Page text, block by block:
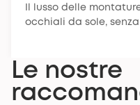
Il lusso delle
occhiali da sole,
Le nostre